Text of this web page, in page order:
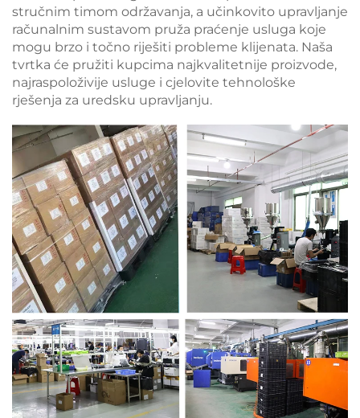
stručnim timom održavanja, a učinkovito upravljanje
računalnim sustavom pruža praćenje usluga koje
mogu brzo i točno riješiti probleme klijenata. Naša
tvrtka će pružiti kupcima najkvalitetnije proizvode,
najraspoloživije usluge i cjelovite tehnološke
rješenja za uredsku upravljanju.